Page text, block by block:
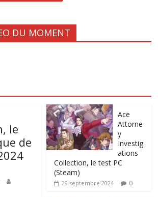
DU MOMENT
le
de
Ace
Attorne
y
Investig
ations
Collection, le test PC
(Steam)
29 septembre 2024 0